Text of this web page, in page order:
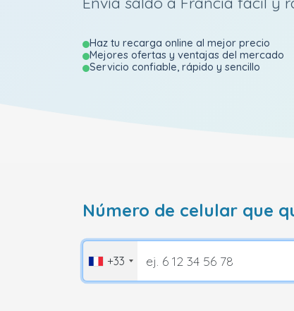
Haz tu recarga online al mejor precio
Mejores ofertas y ventajas del mercado
Servicio confiable, rápido y sencillo
Número de celular que
+33